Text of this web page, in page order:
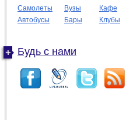
Самолеты
Вузы
Кафе
Автобусы
Бары Клубы
Будь с нами